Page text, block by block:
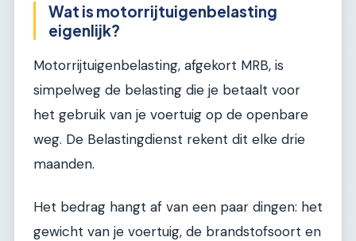
Wat is motorrijtuigenbelasting
eigenlijk?
Motorrijtuigenbelasting, afgekort MRB, is
simpelweg de belasting die je betaalt voor
het gebruik van je voertuig op de openbare
weg. De Belastingdienst rekent dit elke drie
maanden.
Het bedrag hangt af van een paar dingen: het
gewicht van je voertuig, de brandstofsoort en